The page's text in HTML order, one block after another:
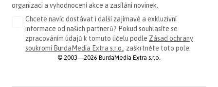
organizaci a vyhodnocení akce a zasílání novinek.
Chcete navíc dostávat i další zajímavé a exkluzivní
informace od našich partnerů? Pokud souhlasíte se
zpracováním údajů k tomuto účelu podle Zásad ochrany
soukromí BurdaMedia Extra s.r.o. , zaškrtněte toto pole.
© 2003—2026 BurdaMedia Extra s.r.o.